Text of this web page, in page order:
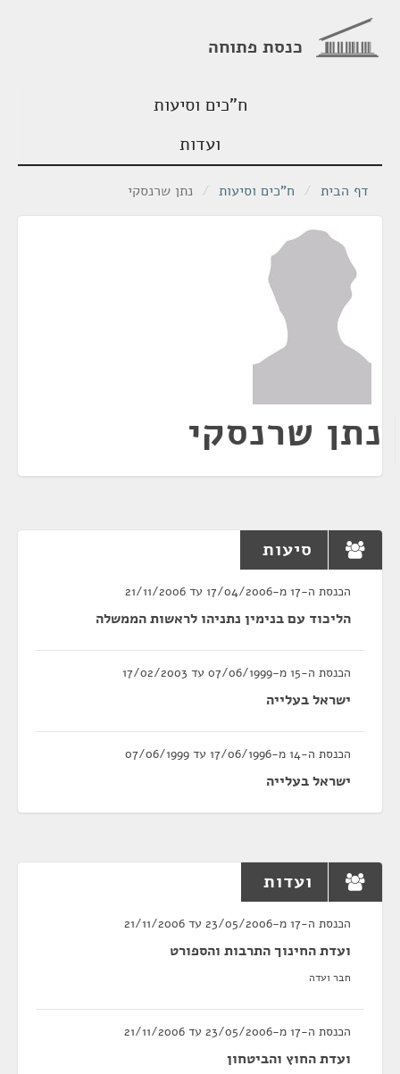
כנסת פתוחה
ח"כים וסיעות
ועדות
דף הבית / ח"כים וסיעות / נתן שרנסקי
נתן שרנסקי
סיעות
הכנסת ה-17 מ-17/04/2006 עד 21/11/2006
הליכוד עם בנימין נתניהו לראשות הממשלה
הכנסת ה-15 מ-07/06/1999 עד 17/02/2003
ישראל בעלייה
הכנסת ה-14 מ-17/06/1996 עד 07/06/1999
ישראל בעלייה
ועדות
הכנסת ה-17 מ-23/05/2006 עד 21/11/2006
ועדת החינוך התרבות והספורט
חבר ועדה
הכנסת ה-17 מ-23/05/2006 עד 21/11/2006
ועדת החוץ והביטחון